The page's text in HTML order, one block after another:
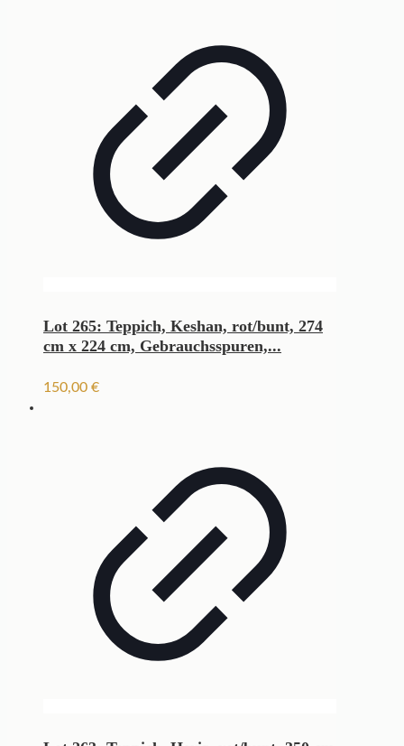
Lot 265: Teppich, Keshan, rot/bunt, 274
cm x 224 cm, Gebrauchsspuren,...
150,00 €